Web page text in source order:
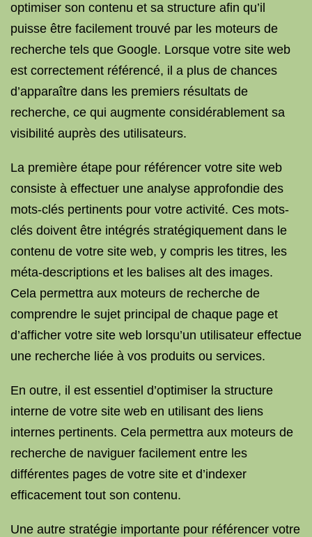
optimiser son contenu et sa structure afin qu’il
puisse être facilement trouvé par les moteurs de
recherche tels que Google. Lorsque votre site web
est correctement référencé, il a plus de chances
d’apparaître dans les premiers résultats de
recherche, ce qui augmente considérablement sa
visibilité auprès des utilisateurs.
La première étape pour référencer votre site web
consiste à effectuer une analyse approfondie des
mots-clés pertinents pour votre activité. Ces mots-
clés doivent être intégrés stratégiquement dans le
contenu de votre site web, y compris les titres, les
méta-descriptions et les balises alt des images.
Cela permettra aux moteurs de recherche de
comprendre le sujet principal de chaque page et
d’afficher votre site web lorsqu’un utilisateur effectue
une recherche liée à vos produits ou services.
En outre, il est essentiel d’optimiser la structure
interne de votre site web en utilisant des liens
internes pertinents. Cela permettra aux moteurs de
recherche de naviguer facilement entre les
différentes pages de votre site et d’indexer
efficacement tout son contenu.
Une autre stratégie importante pour référencer votre